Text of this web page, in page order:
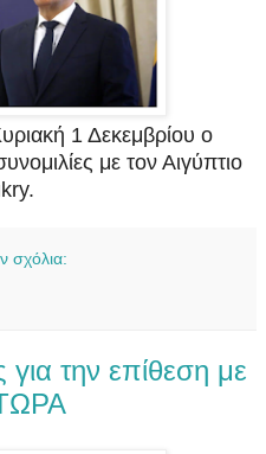
1 Δεκεμβρίου ο
με τον Αιγύπτιο
σχόλια:
την επίθεση με